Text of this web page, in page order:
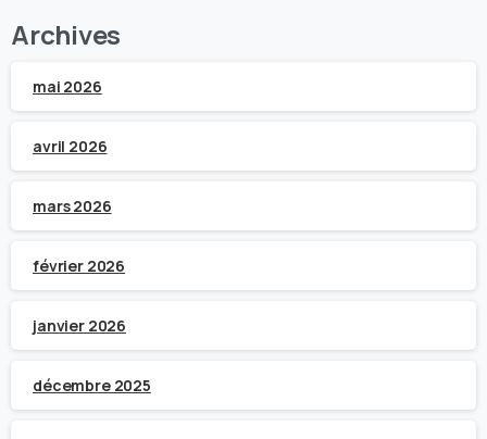
Archives
mai 2026
avril 2026
mars 2026
février 2026
janvier 2026
décembre 2025